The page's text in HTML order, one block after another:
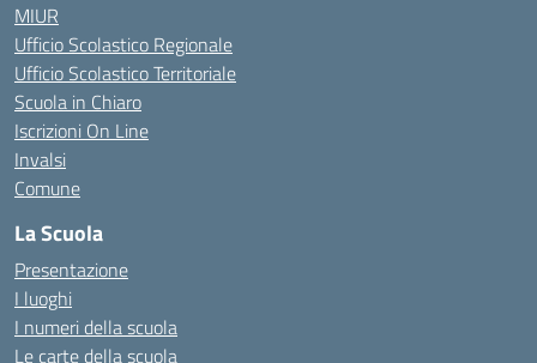
MIUR
Ufficio Scolastico Regionale
Ufficio Scolastico Territoriale
Scuola in Chiaro
Iscrizioni On Line
Invalsi
Comune
La Scuola
Presentazione
I luoghi
I numeri della scuola
Le carte della scuola